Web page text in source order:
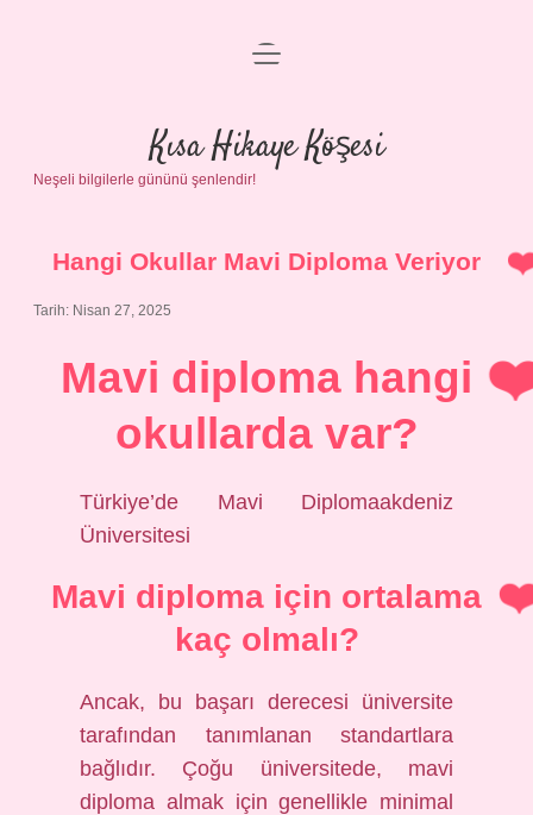
Anasayfa
Gizlilik Politikası
Yasal Uyarı
menüyü
Kısa Hikaye Köşesi
Neşeli bilgilerle gününü şenlendir!
Hangi Okullar Mavi Diploma Veriyor
Tarih: Nisan 27, 2025
Mavi diploma hangi
okullarda var?
Türkiye’de Mavi Diplomaakdeniz
Üniversitesi
Mavi diploma için ortalama
kaç olmalı?
Ancak, bu başarı derecesi üniversite
tarafından tanımlanan standartlara
bağlıdır. Çoğu üniversitede, mavi
diploma almak için genellikle minimal